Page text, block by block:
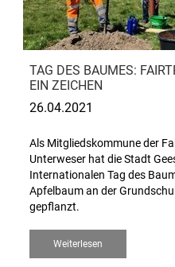
TAG DES BAUMES:
EIN ZEICHEN
26.04.2021
Als Mitgliedskommune der
Unterweser hat die Stadt
Internationalen Tag des
Apfelbaum an der
gepflanzt.
Weiterlesen